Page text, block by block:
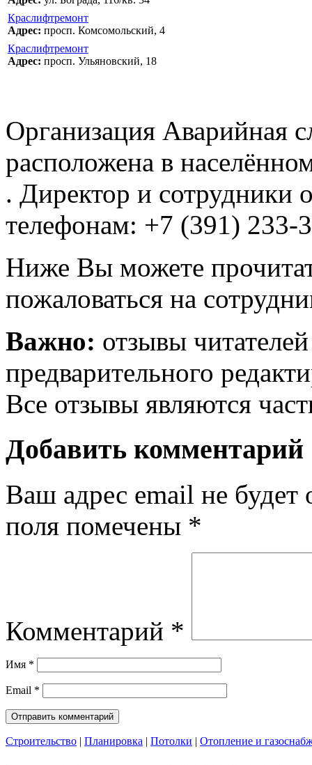
Краслифтремонт
Адрес: просп. Комсомольский, 4
Краслифтремонт
Адрес: просп. Ульяновский, 18
Организация Аварийная
расположена в
. Директор и сотрудники
телефонам: +7 (391) 233-
Ниже Вы можете
пожаловаться на
Важно: отзывы
предварительного
Все отзывы являются
Добавить комментарий
Ваш адрес email не будет
поля помечены *
Комментарий *
Имя *
Email *
Строительство | Планировка | Потолки | Отопление и